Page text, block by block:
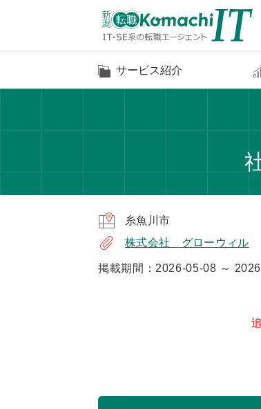
サービス紹介
糸魚川市
株式会社 グローウィル
掲載期間：2026-05-08 ～